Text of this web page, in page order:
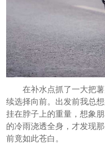
在补水点抓了一大把
续选择向前。出发前我总
挂在脖子上的重量，想象
的冷雨浇透全身，才发现
前竟如此苍白。